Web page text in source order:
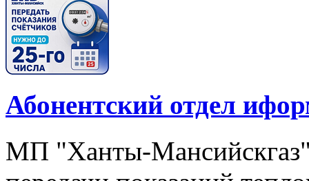
Абонентский отдел
МП "Ханты-Мансийскгаз"